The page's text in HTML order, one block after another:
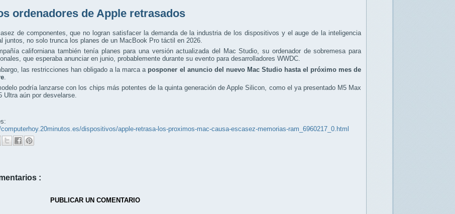
ordenadores de Apple retrasados
de componentes, que no logran satisfacer la demanda de la industria de los dispositivos y el auge de la inteligencia
juntos, no solo trunca los planes de un MacBook Pro táctil en 2026.
californiana también tenía planes para una versión actualizada del Mac Studio, su ordenador de sobremesa para
que esperaba anunciar en junio, probablemente durante su evento para desarrolladores WWDC.
las restricciones han obligado a la marca a posponer el anuncio del nuevo Mac Studio hasta el próximo mes de
podría lanzarse con los chips más potentes de la quinta generación de Apple Silicon, como el ya presentado M5 Max
Ultra aún por desvelarse.
dispositivos/apple-retrasa-los-proximos-mac-causa-escasez-memorias-ram_6960217_0.html
:
PUBLICAR UN COMENTARIO